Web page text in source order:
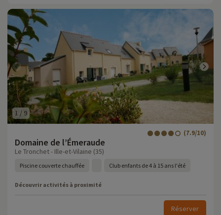
1 / 9
Domaine de l’Émeraude
(7.9/10)
Le Tronchet - Ille-et-Vilaine (35)
Piscine couverte chauffée Club enfants de 4 à 15 ans l'été
Découvrir activités à proximité
Réserver